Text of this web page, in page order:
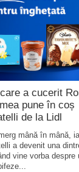
a cucerit
pune în coș
de la Lidl
mână în mână,
a devenit una
vine vorba despre